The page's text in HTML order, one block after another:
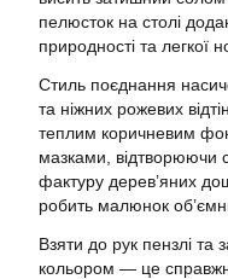
пелюсток на столі
природності та легкої
Стиль поєднання
та ніжних рожевих
теплим коричневим
мазками, відтворюючи
фактуру дерев’яних
робить малюнок
Взяти до рук пензлі та
кольором — це